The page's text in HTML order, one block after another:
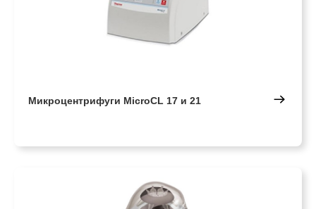
Микроцентрифуги MicroCL 17 и 21